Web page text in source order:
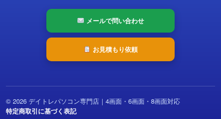
メールで問い合わせ
お見積もり依頼
© 2026 デイトレパソコン専門店｜4画面・6画面・8画面対応
特定商取引に基づく表記